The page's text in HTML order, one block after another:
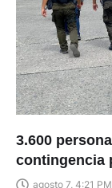
3.600
contingencia
agosto 7, 4:21 PM